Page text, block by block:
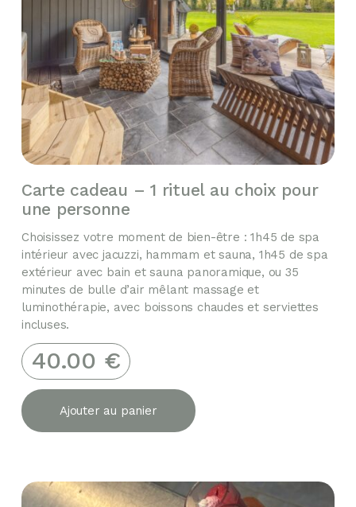
Carte cadeau – 1 rituel au choix pour
une personne
Choisissez votre moment de bien-être : 1h45 de spa
intérieur avec jacuzzi, hammam et sauna, 1h45 de spa
extérieur avec bain et sauna panoramique, ou 35
minutes de bulle d’air mêlant massage et
luminothérapie, avec boissons chaudes et serviettes
incluses.
40.00 €
Ajouter au panier